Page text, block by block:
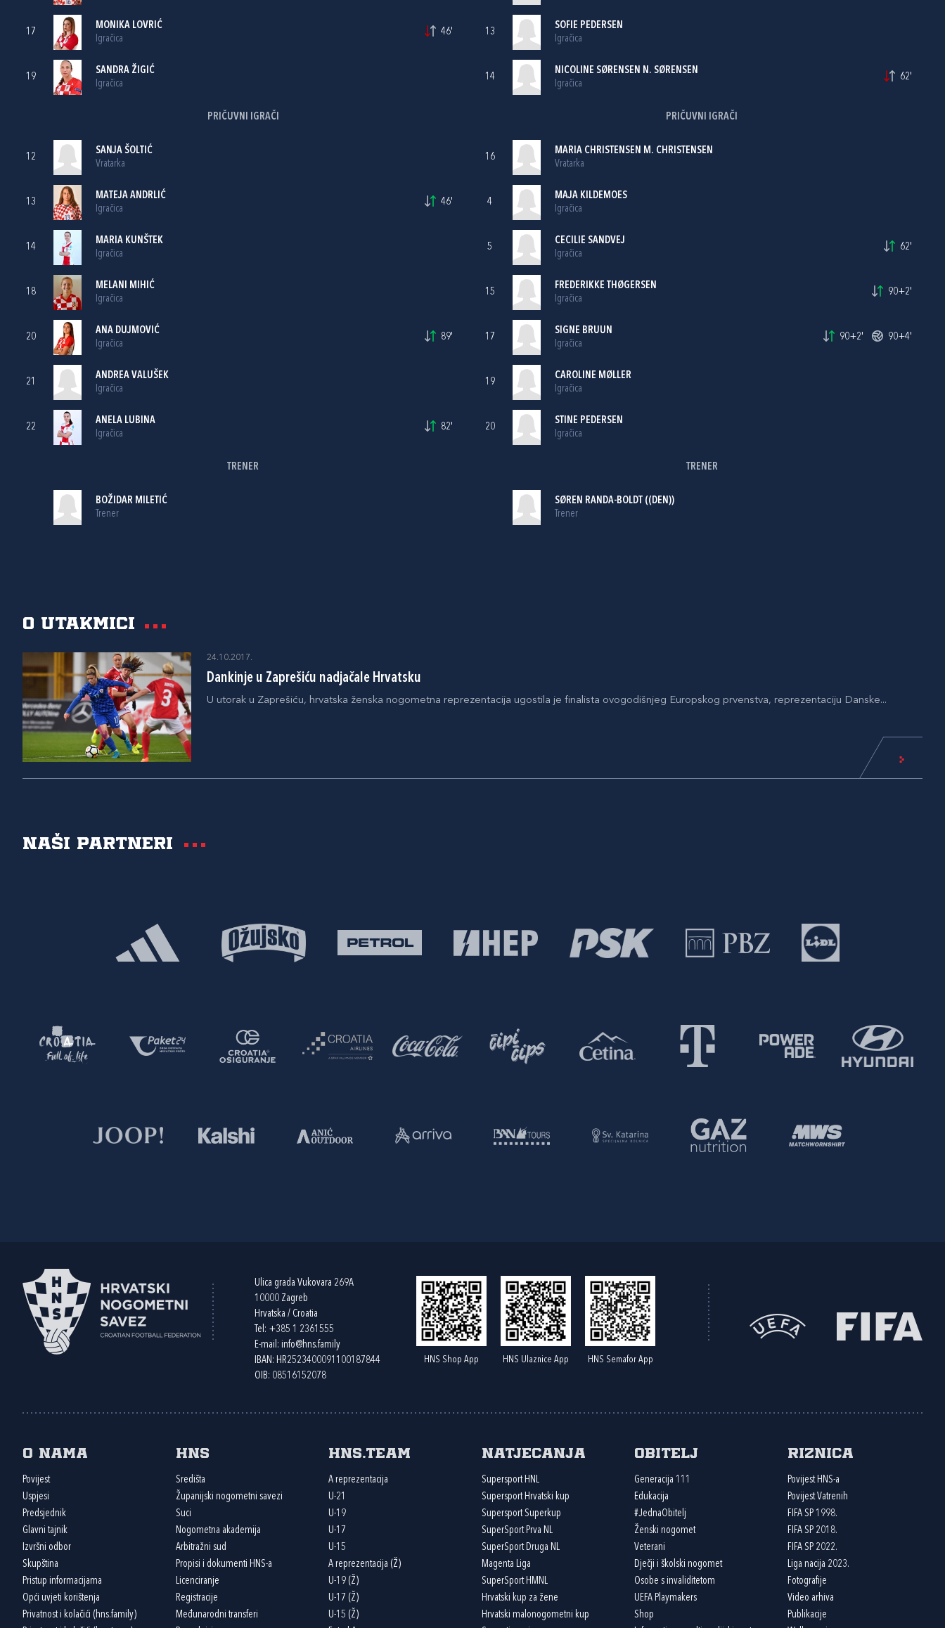
17
MONIKA LOVRIĆ
Igračica
46'
19
SANDRA ŽIGIĆ
Igračica
PRIČUVNI IGRAČI
12
SANJA ŠOLTIĆ
Vratarka
13
MATEJA ANDRLIĆ
Igračica
46'
14
MARIA KUNŠTEK
Igračica
18
MELANI MIHIĆ
Igračica
20
ANA DUJMOVIĆ
Igračica
89'
21
ANDREA VALUŠEK
Igračica
22
ANELA LUBINA
Igračica
82'
TRENER
BOŽIDAR MILETIĆ
Trener
13
SOFIE PEDERSEN
Igračica
14
NICOLINE SØRENSEN N. SØRENSEN
Igračica
62'
PRIČUVNI IGRAČI
16
MARIA CHRISTENSEN M. CHRISTENSEN
Vratarka
4
MAJA KILDEMOES
Igračica
5
CECILIE SANDVEJ
Igračica
62'
15
FREDERIKKE THØGERSEN
Igračica
90+2'
17
SIGNE BRUUN
Igračica
90+2' 90+4'
19
CAROLINE MØLLER
Igračica
20
STINE PEDERSEN
Igračica
TRENER
SØREN RANDA-BOLDT ((DEN))
Trener
O utakmici
24.10.2017.
Dankinje u Zaprešiću nadjačale Hrvatsku
U utorak u Zaprešiću, hrvatska ženska nogometna reprezentacija ugostila je finalista ovogodišnjeg Europskog prvenstva, reprezentaciju Danske...
Naši partneri
Ulica grada Vukovara 269A
10000 Zagreb
Hrvatska / Croatia
Tel: +385 1 2361555
E-mail: info@hns.family
IBAN: HR2523400091100187844
OIB: 08516152078
HNS Shop App HNS Ulaznice App HNS Semafor App
O nama
Povijest
Uspjesi
Predsjednik
Glavni tajnik
Izvršni odbor
Skupština
Pristup informacijama
Opći uvjeti korištenja
Privatnost i kolačići (hns.family)
HNS
Središta
Županijski nogometni savezi
Suci
Nogometna akademija
Arbitražni sud
Propisi i dokumenti HNS-a
Licenciranje
Registracije
Međunarodni transferi
HNS.team
A reprezentacija
U-21
U-19
U-17
U-15
A reprezentacija (Ž)
U-19 (Ž)
U-17 (Ž)
U-15 (Ž)
Natjecanja
Supersport HNL
Supersport Hrvatski kup
Supersport Superkup
SuperSport Prva NL
SuperSport Druga NL
Magenta Liga
SuperSport HMNL
Hrvatski kup za žene
Hrvatski malonogometni kup
Obitelj
Generacija 111
Edukacija
#JednaObitelj
Ženski nogomet
Veterani
Dječji i školski nogomet
Osobe s invaliditetom
UEFA Playmakers
Shop
Riznica
Povijest HNS-a
Povijest Vatrenih
FIFA SP 1998.
FIFA SP 2018.
FIFA SP 2022.
Liga nacija 2023.
Fotografije
Video arhiva
Publikacije